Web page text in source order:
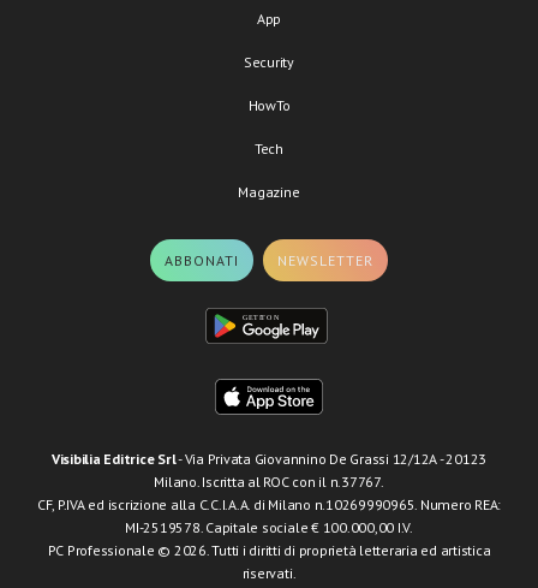
App
Security
HowTo
Tech
Magazine
ABBONATI NEWSLETTER
Visibilia Editrice Srl- Via Privata Giovannino De Grassi 12/12A - 20123
Milano. Iscritta al ROC con il n.37767.
CF, P.IVA ed iscrizione alla C.C.I.A.A. di Milano n.10269990965. Numero REA:
MI-2519578. Capitale sociale € 100.000,00 I.V.
PC Professionale © 2026. Tutti i diritti di proprietà letteraria ed artistica
riservati.